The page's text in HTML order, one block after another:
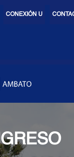
CONEXIÓN U